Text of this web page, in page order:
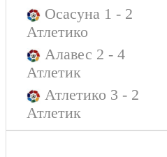
Осасуна 1 - 2
Атлетико
Алавес 2 - 4
Атлетик
Атлетико 3 - 2
Атлетик